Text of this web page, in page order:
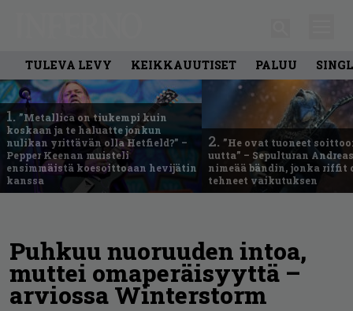
TULEVA LEVY KEIKKAUUTISET PALUU
1. ”Metallica on tiukempi kuin
koskaan ja te haluatte jonkun
nulikan yrittävän olla Hetfield?” –
Pepper Keenan muisteli
ensimmäistä koesoittoaan hevijätin
kanssa
2. ”He ovat tuoneet
uutta” – Sepulturan
nimeää bändin, jonka riffit
tehneet vaikutuksen
Puhkuu nuoruuden intoa,
muttei omaperäisyyttä –
arviossa Winterstorm